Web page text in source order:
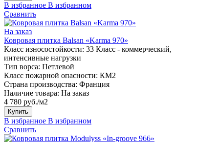
В избранное В избранном
Сравнить
На заказ
Ковровая плитка Balsan «Karma 970»
Класс износостойкости: 33 Класс - коммерческий,
интенсивные нагрузки
Тип ворса: Петлевой
Класс пожарной опасности: КМ2
Страна производства: Франция
Наличие товара: На заказ
4 780 руб./м2
Купить
В избранное В избранном
Сравнить